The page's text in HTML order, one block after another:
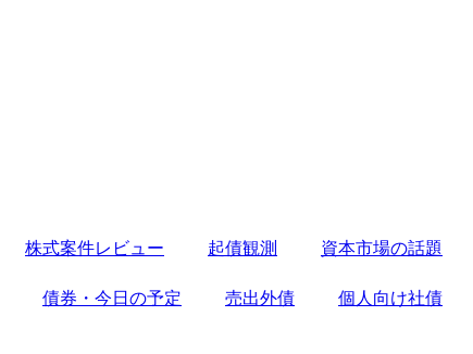
株式案件レビュー 起債観測 資本市場の話題
債券・今日の予定 売出外債 個人向け社債